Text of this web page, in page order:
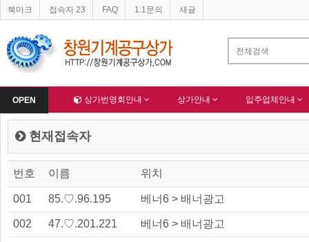
OPEN
북마크 접속자 23 FAQ 1:1문의 새글
이버 등록완료 - 알림 한국종합산업(주) 회원님 가입을 축하드립니다 !
Home 상가번영회안내 상가안내 입주업체안내
현재접속자
번호 이름 위치
001 85.♡.96.195 베너6 > 배너광고
002 47.♡.201.221 베너6 > 배너광고